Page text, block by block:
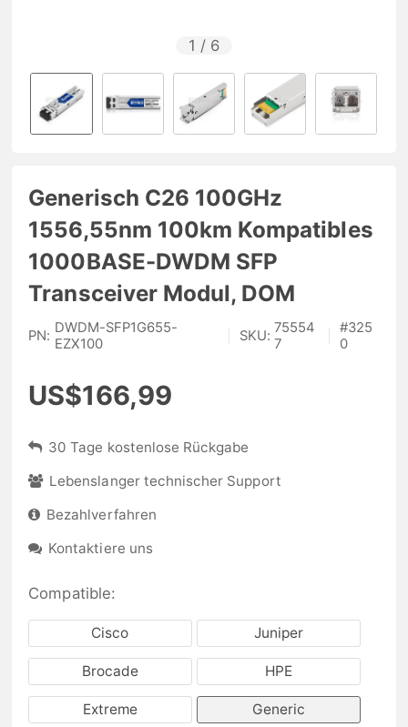
1 / 6
Generisch C26 100GHz
1556,55nm 100km Kompatibles
1000BASE-DWDM SFP
Transceiver Modul, DOM
PN: DWDM-SFP1G655-
EZX100
SKU: 75554
7
#325
0
US$166,99
30 Tage kostenlose Rückgabe
Lebenslanger technischer Support
Bezahlverfahren
Kontaktiere uns
Compatible:
Cisco Juniper
Brocade HPE
Extreme Generic